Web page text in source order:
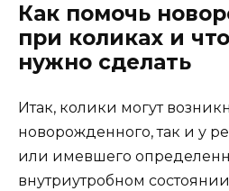
Как помочь
при коликах и
нужно сделать
Итак, колики могут
новорожденного, так и у
или имевшего
внутриутробном